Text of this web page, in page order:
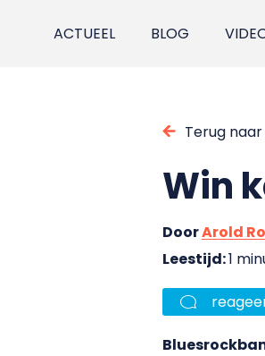
ACTUEEL BLOG
Terug
Win
DoorArold
Leestijd:1